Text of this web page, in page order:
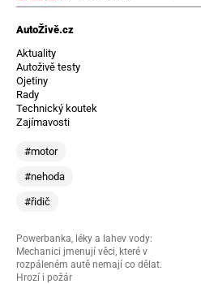
AutoŽivě.cz
Aktuality
Autoživě testy
Ojetiny
Rady
Technický koutek
Zajímavosti
#motor
#nehoda
#řidič
Powerbanka, léky a lahev vody:
Mechanici jmenují věci, které v
rozpáleném autě nemají co dělat.
Hrozí i požár